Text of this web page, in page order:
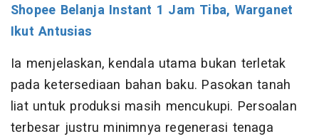
Shopee Belanja Instant 1 Jam Tiba, Warganet
‎Ikut Antusias
Ia menjelaskan, kendala utama bukan terletak
pada ketersediaan bahan baku. Pasokan tanah
liat untuk produksi masih mencukupi. Persoalan
terbesar justru minimnya regenerasi tenaga